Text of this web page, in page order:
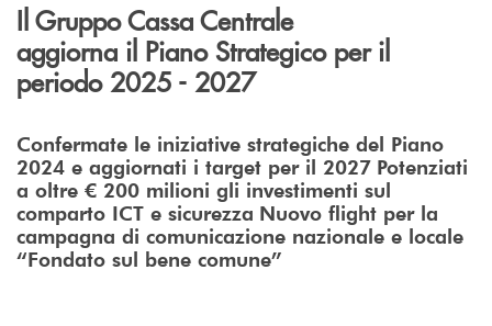
Il Gruppo Cassa Centrale
aggiorna il Piano Strategico per il
periodo 2025 - 2027
Confermate le iniziative strategiche del Piano
2024 e aggiornati i target per il 2027 Potenziati
a oltre € 200 milioni gli investimenti sul
comparto ICT e sicurezza Nuovo flight per la
campagna di comunicazione nazionale e locale
“Fondato sul bene comune”